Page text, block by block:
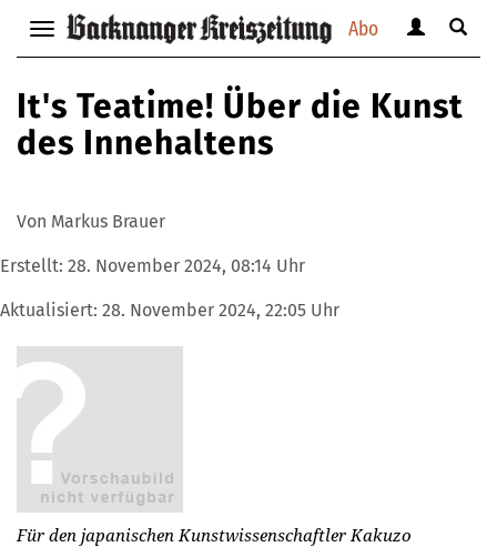
Abo
Navigation
anzeigen
verbergen
anzeigen
verbergen
Suche
It's Teatime! Über die Kunst
des Innehaltens
Von Markus Brauer
Erstellt: 28. November 2024, 08:14 Uhr
Aktualisiert: 28. November 2024, 22:05 Uhr
Für den japanischen Kunstwissenschaftler Kakuzo